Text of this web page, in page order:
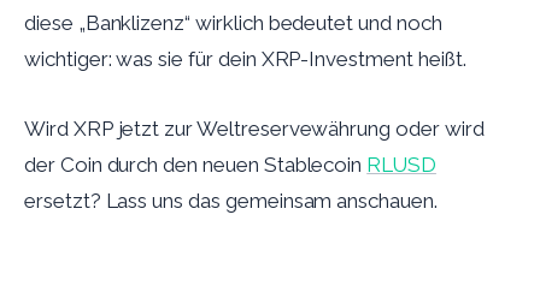
diese „Banklizenz“ wirklich bedeutet und noch
wichtiger: was sie für dein XRP-Investment heißt.
Wird XRP jetzt zur Weltreservewährung oder wird
der Coin durch den neuen Stablecoin RLUSD
ersetzt? Lass uns das gemeinsam anschauen.